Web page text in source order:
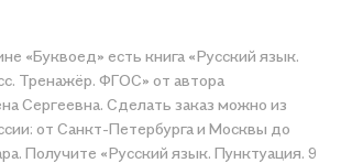
«Буквоед» есть книга «Русский язык.
Сергеевна. Сделать заказ можно из
от Санкт-Петербурга и Москвы до
Получите «Русский язык. Пунктуация. 9